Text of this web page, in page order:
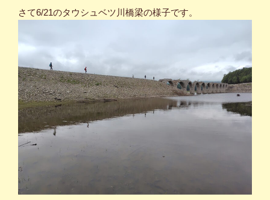
さて6/21のタウシュベツ川橋梁の様子です。